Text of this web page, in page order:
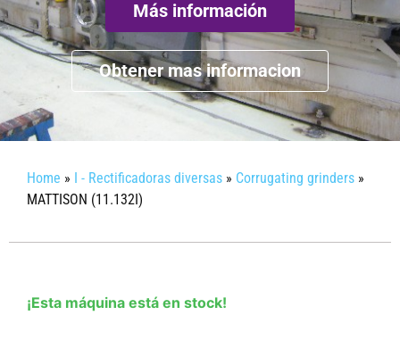
Más información
Obtener mas informacion
Home » I - Rectificadoras diversas » Corrugating grinders »
MATTISON (11.132I)
¡Esta máquina está en stock!